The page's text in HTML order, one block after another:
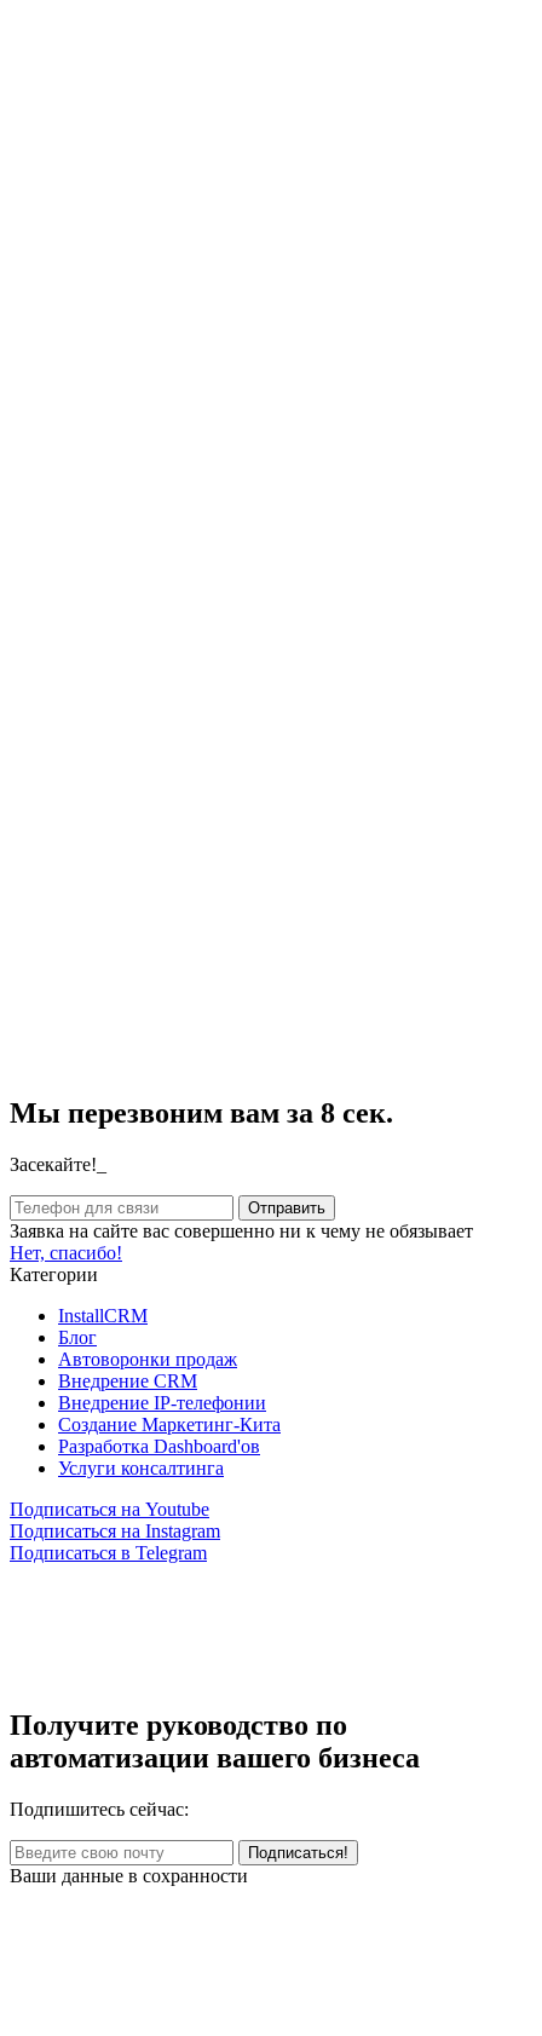
Мы перезвоним вам за 8 сек.
Засекайте!_
Заявка на сайте вас совершенно ни к чему не обязывает
Нет, спасибо!
Категории
InstallCRM
Блог
Автоворонки продаж
Внедрение CRM
Внедрение IP-телефонии
Создание Маркетинг-Кита
Разработка Dashboard'ов
Услуги консалтинга
Подписаться на Youtube
Подписаться на Instagram
Подписаться в Telegram
Получите руководство по
автоматизации вашего бизнеса
Подпишитесь сейчас:
Ваши данные в сохранности